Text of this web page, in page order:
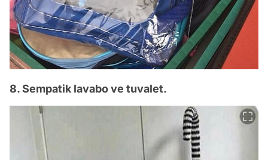
8. Sempatik lavabo ve tuvalet.